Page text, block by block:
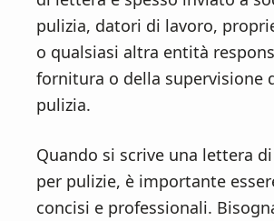
e
n
t
i
d
e
b
r
pulizia, datori di lavoro,
o qualsiasi altra entità
fornitura o della supervisione
pulizia.
Quando si scrive una lettera
per pulizie, è importante
concisi e professionali.